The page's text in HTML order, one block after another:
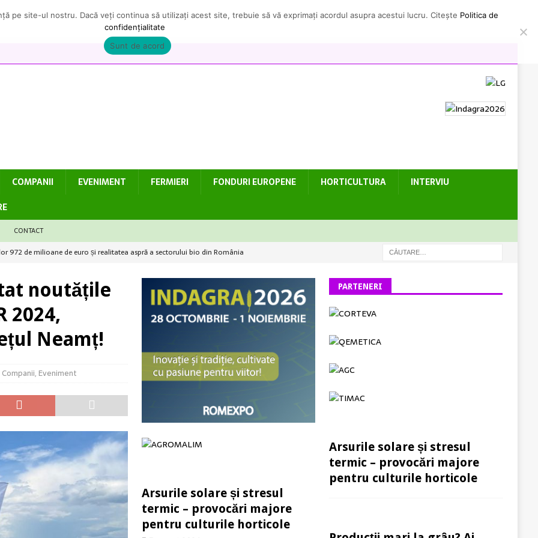
COMPANII EVENIMENT FERMIERI FONDURI EUROPENE HORTICULTURA
INTERVIU
CONTACT
972 de milioane de euro și realitatea aspră a sectorului bio din România
recolta, dar poți pierde startul culturii următoare
ACTUALITATE
sectorului agroalimentar
ACTUALITATE
culturii de rapiță în România
majore pentru culturile horticole ACTUALITATE
noutățile
2024,
Neamț!
Companii, Eveniment
Arsurile solare și stresul
termic – provocări majore
pentru culturile horticole
PARTENERI
Arsurile solare și stresul
termic – provocări majore
pentru culturile horticole
pe site-ul nostru. Dacă veți continua să utilizați acest site, trebuie să vă exprimați acordul asupra acestui lucru. Citește Politica de
confidențialitate
Sunt de acord